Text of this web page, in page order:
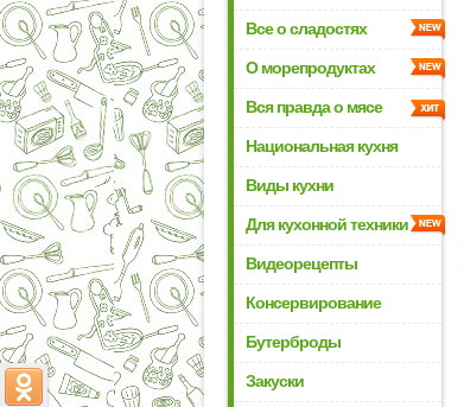
Все о сладостях
О морепродуктах
Вся правда о мясе
Национальная кухня
Виды кухни
Для кухонной техники
Видеорецепты
Консервирование
Бутерброды
Закуски